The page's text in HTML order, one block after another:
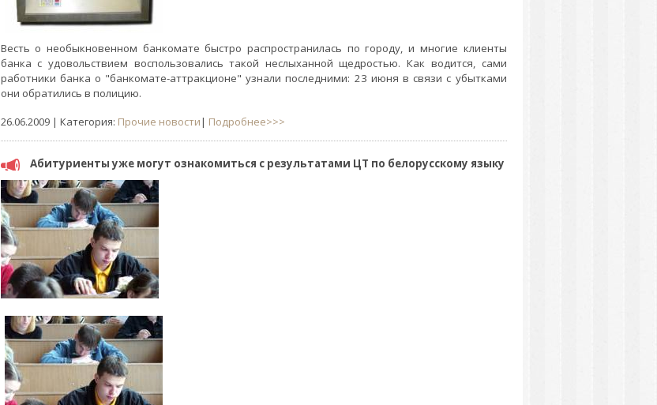
Весть о необыкновенном банкомате быстро распространилась по городу, и многие клиенты
банка с удовольствием воспользовались такой неслыханной щедростью. Как водится, сами
работники банка о "банкомате-аттракционе" узнали последними: 23 июня в связи с убытками
они обратились в полицию.
26.06.2009| Категория: Прочие новости| Подробнее>>>
Абитуриенты уже могут ознакомиться с результатами ЦТ по белорусскому языку